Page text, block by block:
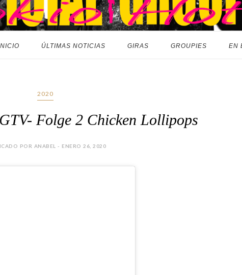
ÚLTIMAS NOTICIAS GIRAS GROUPIES EN
2020
Folge 2 Chicken Lollipops
POR ANABEL - ENERO 26, 2020